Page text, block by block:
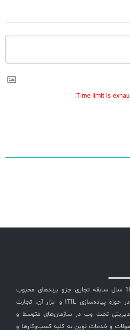
Time limit is
شرکت مدانت با بیش از 10 سال سابقه تجاری جزو برندهای محبوب
فناوری اطلاعات و ارتباطات در حوزه پیاده‌سازی ITIL و ابزار آن، تجارت
تحت وب در سازمان‌های متوسط و
و خدمات نوین به کلیه کسب‌وکارها و